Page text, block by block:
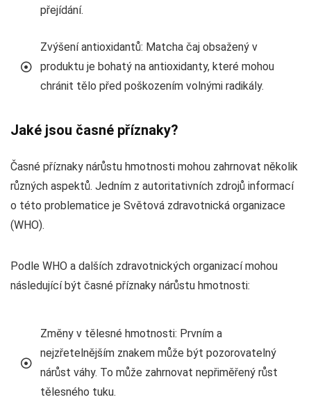
přejídání.
Zvýšení antioxidantů: Matcha čaj obsažený v
produktu je bohatý na antioxidanty, které mohou
chránit tělo před poškozením volnými radikály.
Jaké jsou časné příznaky?
Časné příznaky nárůstu hmotnosti mohou zahrnovat několik
různých aspektů. Jedním z autoritativních zdrojů informací
o této problematice je Světová zdravotnická organizace
(WHO).
Podle WHO a dalších zdravotnických organizací mohou
následující být časné příznaky nárůstu hmotnosti:
Změny v tělesné hmotnosti: Prvním a
nejzřetelnějším znakem může být pozorovatelný
nárůst váhy. To může zahrnovat nepřiměřený růst
tělesného tuku.